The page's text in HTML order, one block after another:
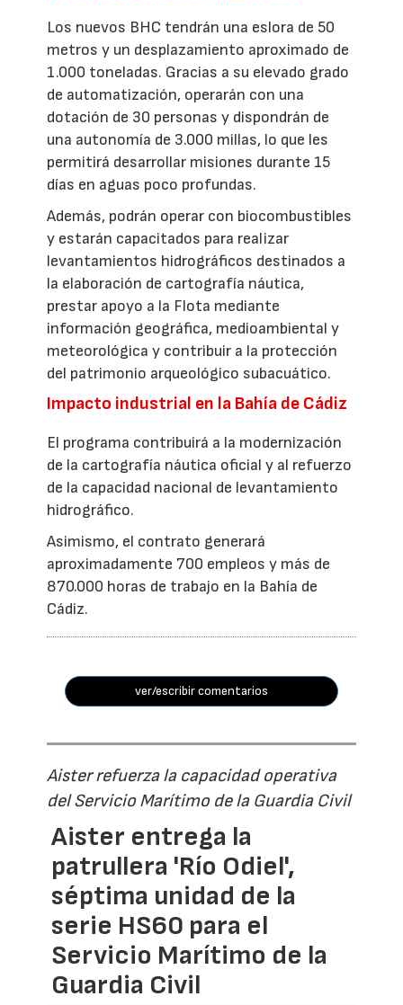
Los nuevos BHC tendrán una eslora de 50
metros y un desplazamiento aproximado de
1.000 toneladas. Gracias a su elevado grado
de automatización, operarán con una
dotación de 30 personas y dispondrán de
una autonomía de 3.000 millas, lo que les
permitirá desarrollar misiones durante 15
días en aguas poco profundas.
Además, podrán operar con biocombustibles
y estarán capacitados para realizar
levantamientos hidrográficos destinados a
la elaboración de cartografía náutica,
prestar apoyo a la Flota mediante
información geográfica, medioambiental y
meteorológica y contribuir a la protección
del patrimonio arqueológico subacuático.
Impacto industrial en la Bahía de Cádiz
El programa contribuirá a la modernización
de la cartografía náutica oficial y al refuerzo
de la capacidad nacional de levantamiento
hidrográfico.
Asimismo, el contrato generará
aproximadamente 700 empleos y más de
870.000 horas de trabajo en la Bahía de
Cádiz.
ver/escribir comentarios
Aister refuerza la capacidad operativa
del Servicio Marítimo de la Guardia Civil
Aister entrega la
patrullera 'Río Odiel',
séptima unidad de la
serie HS60 para el
Servicio Marítimo de la
Guardia Civil